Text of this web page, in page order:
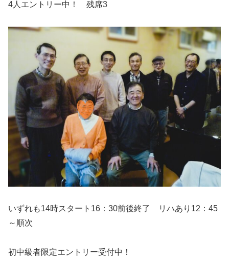
4人エントリー中！ 残席3
いずれも14時スタート16：30前後終了 リハあり12：45
～順次
初中級者限定エントリー受付中！